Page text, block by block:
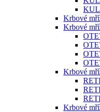
Krbové
Krbové
Krbové
Krbové